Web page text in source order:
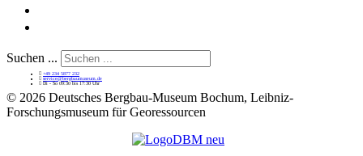
Suchen ...
+49 234 5877 232
service@bergbaumuseum.de
Di - So 09:30 bis 17:30 Uhr
© 2026 Deutsches Bergbau-Museum Bochum, Leibniz-
Forschungsmuseum für Georessourcen